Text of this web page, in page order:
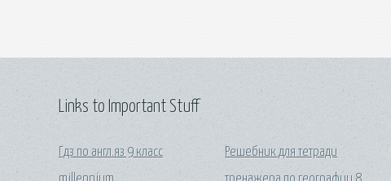
Links to Important Stuff
Гдз по англ.яз 9 класс
Решебник для тетради